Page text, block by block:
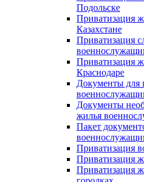
Подольске
Приватизация
Казахстане
Приватизация
Приватизация
Краснодаре
Документы для
Документы
жилья
Пакет
Приватизация
Приватизация
Приватизация